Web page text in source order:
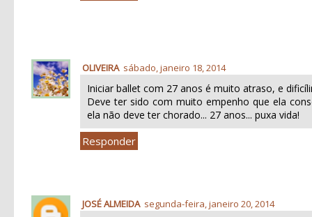
OLIVEIRA sábado, janeiro 18, 2014
Iniciar ballet com 27 anos é muito atraso, e
Deve ter sido com muito empenho que ela
ela não deve ter chorado... 27 anos... puxa vida!
Responder
JOSÉ ALMEIDA segunda-feira, janeiro 20, 2014